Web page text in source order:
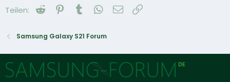
Teilen: Reddit Pinterest
Tumblr WhatsApp
E-Mail
Samsung Galaxy S21 Forum